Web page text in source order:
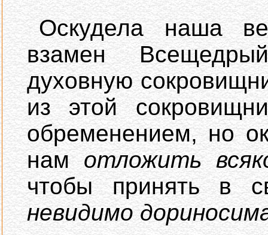
Оскудела наша
взамен
духовную
из этой
обременением, но
намотложить
чтобы принять в
невидимо